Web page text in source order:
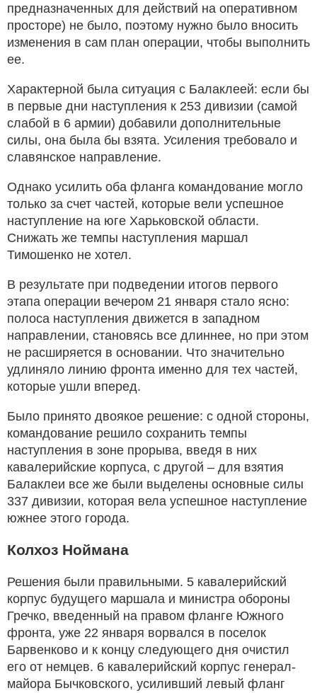
предназначенных для действий на оперативном
просторе) не было, поэтому нужно было вносить
изменения в сам план операции, чтобы выполнить
ее.
Характерной была ситуация с Балаклеей: если бы
в первые дни наступления к 253 дивизии (самой
слабой в 6 армии) добавили дополнительные
силы, она была бы взята. Усиления требовало и
славянское направление.
Однако усилить оба фланга командование могло
только за счет частей, которые вели успешное
наступление на юге Харьковской области.
Снижать же темпы наступления маршал
Тимошенко не хотел.
В результате при подведении итогов первого
этапа операции вечером 21 января стало ясно:
полоса наступления движется в западном
направлении, становясь все длиннее, но при этом
не расширяется в основании. Что значительно
удлиняло линию фронта именно для тех частей,
которые ушли вперед.
Было принято двоякое решение: с одной стороны,
командование решило сохранить темпы
наступления в зоне прорыва, введя в них
кавалерийские корпуса, с другой – для взятия
Балаклеи все же были выделены основные силы
337 дивизии, которая вела успешное наступление
южнее этого города.
Колхоз Ноймана
Решения были правильными. 5 кавалерийский
корпус будущего маршала и министра обороны
Гречко, введенный на правом фланге Южного
фронта, уже 22 января ворвался в поселок
Барвенково и к концу следующего дня очистил
его от немцев. 6 кавалерийский корпус генерал-
майора Бычковского, усиливший левый фланг